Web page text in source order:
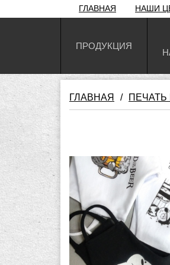
ГЛАВНАЯ НАШИ
ПРОДУКЦИЯ
ГЛАВНАЯ / ПЕЧАТЬ